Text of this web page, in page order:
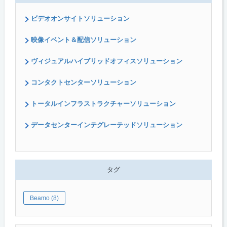
ビデオオンサイトソリューション
映像イベント＆配信ソリューション
ヴィジュアルハイブリッドオフィスソリューション
コンタクトセンターソリューション
トータルインフラストラクチャーソリューション
データセンターインテグレーテッドソリューション
タグ
Beamo (8)